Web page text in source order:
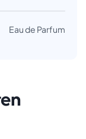
Eau de Parfum